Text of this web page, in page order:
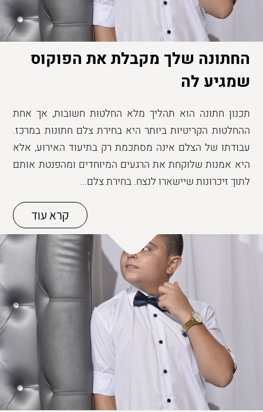
החתונה שלך מקבלת את הפוקוס
שמגיע לה
תכנון חתונה הוא תהליך מלא החלטות חשובות, אך אחת
ההחלטות הקריטיות ביותר היא בחירת צלם חתונות במרכז.
עבודתו של הצלם אינה מסתכמת רק בתיעוד האירוע, אלא
היא אמנות שלוקחת את הרגעים המיוחדים ומהפנטת אותם
לתוך זיכרונות שיישארו לנצח. בחירת צלם...
קרא עוד